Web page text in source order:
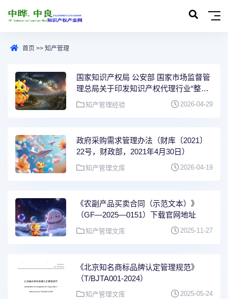
首页 >> 知产管理
国家知识产权局 公安部 国家市场监督管
理总局关于印发知识产权代理行业“整治
规范年”行动方案的通知（国知发运字
〔2026〕13号）
知产管理经验 2026-04-29
政府采购需求管理办法（财库〔2021〕
22号，财政部，2021年4月30日）
知产管理文库 2026-04-19
《农副产品买卖合同（示范文本）》
（GF—2025—0151）下载官网地址
知产管理文库 2025-11-27
《北京知名商标品牌认定管理规范》
（T/BJTA001-2024）
知产管理文库 2025-05-24